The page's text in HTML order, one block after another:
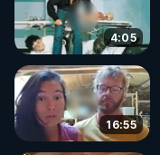
4:05
16:55